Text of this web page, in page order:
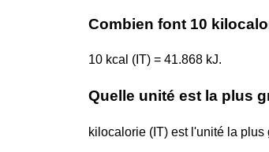
Combien font 10
10 kcal (IT) = 41.868 kJ.
Quelle unité est la plus
kilocalorie (IT) est l'unité la plus